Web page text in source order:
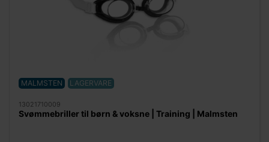
MALMSTEN LAGERVARE
13021710009
Svømmebriller til børn & voksne | Training | Malmsten